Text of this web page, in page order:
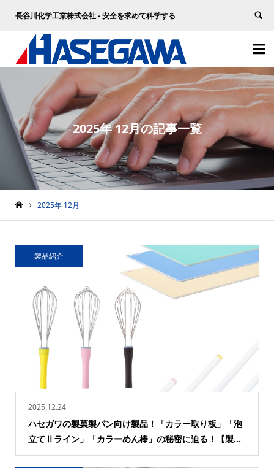
長谷川化学工業株式会社 - 安全を求めて科学する


2025年 12月の記事一覧
2025年 12月
2025.12.24
ハセガワの製菓製パン向け製品！「カラー取り板」「泡
立てⅡライン」「カラーめん棒」の秘密に迫る！【製...
製品紹介